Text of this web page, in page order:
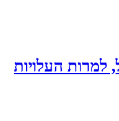
למרות העלויות